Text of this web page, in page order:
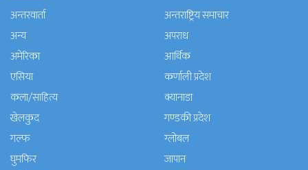
अन्तरवार्ता
अन्तराष्ट्रिय समाचार
अन्य
अपराध
अमेरिका
आर्थिक
एसिया
कर्णाली प्रदेश
कला/साहित्य
क्यानाडा
खेलकुद
गण्डकी प्रदेश
गल्फ
ग्लोबल
घुमफिर
जापान